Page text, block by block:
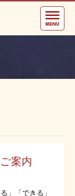
育学部附属中学校
案内
」「できる」